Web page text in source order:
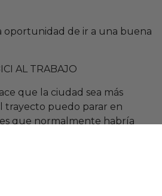
oportunidad de ir a una buena
AL TRABAJO
que la ciudad sea más
trayecto puedo parar en
que normalmente habría